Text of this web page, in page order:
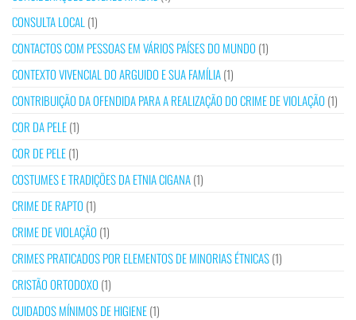
CONSULTA LOCAL (1)
CONTACTOS COM PESSOAS EM VÁRIOS PAÍSES DO MUNDO (1)
CONTEXTO VIVENCIAL DO ARGUIDO E SUA FAMÍLIA(1)
CONTRIBUIÇÃO DA OFENDIDA PARA A REALIZAÇÃO DO CRIME DE VIOLAÇÃO (1)
COR DA PELE(1)
COR DE PELE(1)
COSTUMES E TRADIÇÕES DA ETNIA CIGANA(1)
CRIME DE RAPTO (1)
CRIME DE VIOLAÇÃO (1)
CRIMES PRATICADOS POR ELEMENTOS DE MINORIAS ÉTNICAS(1)
CRISTÃO ORTODOXO (1)
CUIDADOS MÍNIMOS DE HIGIENE(1)